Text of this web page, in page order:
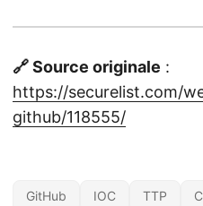
🔗 Source originale :
https://securelist.com/
github/118555/
GitHub IOC TTP